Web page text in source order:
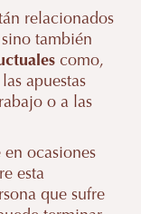
relacionados
también
como,
apuestas
o a las
ocasiones
esta
que sufre